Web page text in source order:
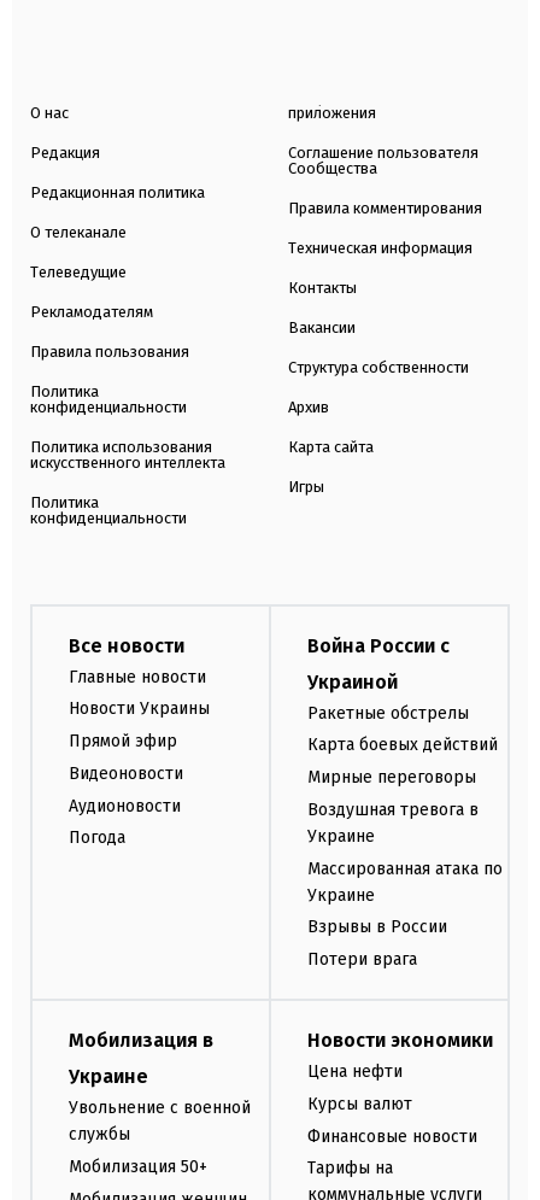
О нас
Редакция
Редакционная политика
О телеканале
Телеведущие
Рекламодателям
Правила пользования
Политика
конфиденциальности
Политика использования
искусственного интеллекта
Политика
конфиденциальности
приложения
Соглашение пользователя
Сообщества
Правила комментирования
Техническая информация
Контакты
Вакансии
Структура собственности
Архив
Карта сайта
Игры
Все новости
Главные новости
Новости Украины
Прямой эфир
Видеоновости
Аудионовости
Погода
Война России с
Украиной
Ракетные обстрелы
Карта боевых действий
Мирные переговоры
Воздушная тревога в
Украине
Массированная атака по
Украине
Взрывы в России
Потери врага
Мобилизация в
Украине
Увольнение с военной
службы
Мобилизация 50+
Новости экономики
Цена нефти
Курсы валют
Финансовые новости
Тарифы на
коммунальные услуги